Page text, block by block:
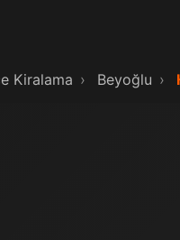
Kiralama › Beyoğlu ›